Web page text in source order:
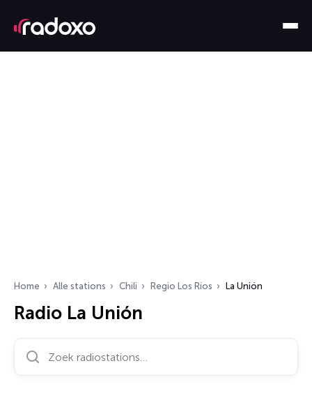
Home Alle stations Chili Regio Los Ríos La Unión
Radio La Unión
Zoek radiostations…